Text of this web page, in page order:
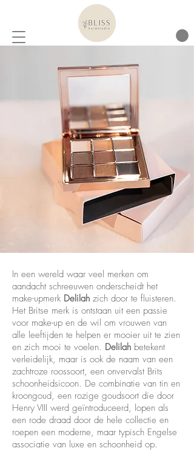
In een wereld waar veel merken om
aandacht schreeuwen onderscheidt het
make-upmerk Delilah zich door te fluisteren.
Het Britse merk is ontstaan uit een passie
voor make-up en de wil om vrouwen van
alle leeftijden te helpen er mooier uit te zien
en zich mooi te voelen. Delilah betekent
verleidelijk, maar is ook de naam van een
zachtroze roossoort, een onvervalst Brits
schoonheidsicoon. De combinatie van tin en
kroongoud, een rozige goudsoort die door
Henry VIII werd geïntroduceerd, lopen als
een rode draad door de hele collectie en
roepen een moderne, maar typisch Engelse
associatie van luxe en schoonheid op.